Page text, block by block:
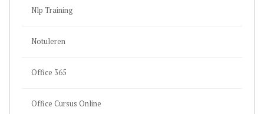
Nlp Training
Notuleren
Office 365
Office Cursus Online